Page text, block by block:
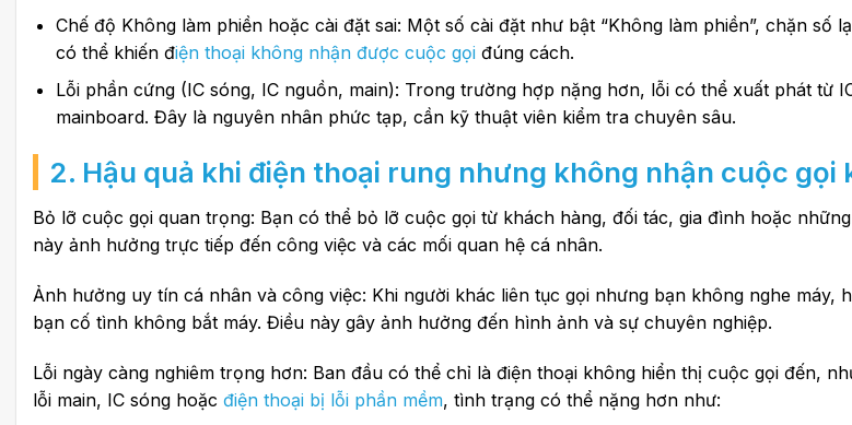
Chế độ Không làm phiền hoặc cài đặt sai: Một số cài đặt như bật “Không làm phiền”, chặn số
có thể khiến điện thoại không nhận được cuộc gọiđúng cách.
Lỗi phần cứng (IC sóng, IC nguồn, main): Trong trường hợp nặng hơn, lỗi có thể xuất phát từ
mainboard. Đây là nguyên nhân phức tạp, cần kỹ thuật viên kiểm tra chuyên sâu.
2. Hậu quả khi điện thoại rung nhưng không nhận cuộc gọi
Bỏ lỡ cuộc gọi quan trọng: Bạn có thể bỏ lỡ cuộc gọi từ khách hàng, đối tác, gia đình hoặc
này ảnh hưởng trực tiếp đến công việc và các mối quan hệ cá nhân.
Ảnh hưởng uy tín cá nhân và công việc: Khi người khác liên tục gọi nhưng bạn không nghe máy,
bạn cố tình không bắt máy. Điều này gây ảnh hưởng đến hình ảnh và sự chuyên nghiệp.
Lỗi ngày càng nghiêm trọng hơn: Ban đầu có thể chỉ là điện thoại không hiển thị cuộc gọi đến,
lỗi main, IC sóng hoặc điện thoại bị lỗi phần mềm, tình trạng có thể nặng hơn như: